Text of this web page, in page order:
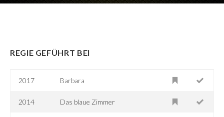
REGIE GEFÜHRT BEI
2017 Barbara
2014 Das blaue Zimmer